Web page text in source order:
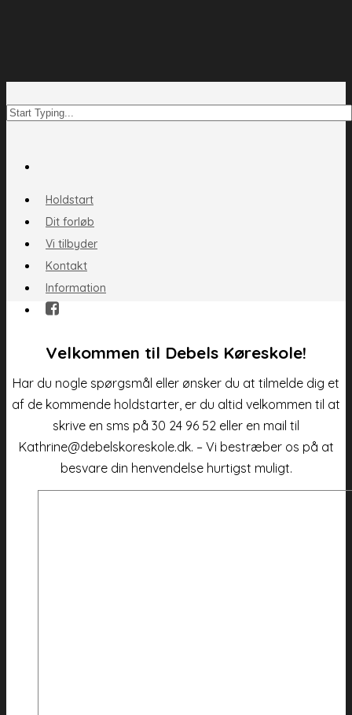
Holdstart
Dit forløb
Vi tilbyder
Kontakt
Information
Velkommen til Debels Køreskole!
Har du nogle spørgsmål eller ønsker du at tilmelde dig et
af de kommende holdstarter, er du altid velkommen til at
skrive en sms på 30 24 96 52 eller en mail til
Kathrine@debelskoreskole.dk. – Vi bestræber os på at
besvare din henvendelse hurtigst muligt.